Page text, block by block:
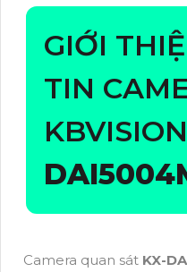
GIỚI
TIN
KBVISION
Camera quan sát KX-